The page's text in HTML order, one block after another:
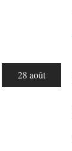
28 août